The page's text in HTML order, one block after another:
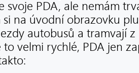
svoje PDA, ale nemám
si na úvodní obrazovku
autobusů a tramvají
to velmi rychlé, PDA jen